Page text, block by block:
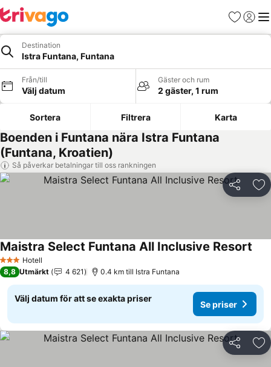
Favoriter
Logga
Destination
Istra Funtana, Funtana
Från/till
Välj datum
Gäster och rum
2 gäster, 1 rum
Sortera Filtrera Karta
Boenden i Funtana nära Istra Funtana
(Funtana, Kroatien)
Så påverkar betalningar till oss rankningen
Dela
3 StjärnorHotell
Maistra Select Funtana All Inclusive Resort
8,8 Utmärkt 4 621 0.4 km till Istra Funtana
Välj datum för att se exakta priser
Se priser
Dela